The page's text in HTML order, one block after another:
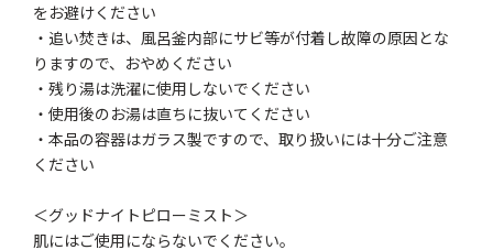
をお避けください
・追い焚きは、風呂釜内部にサビ等が付着し故障の原因とな
りますので、おやめください
・残り湯は洗濯に使用しないでください
・使用後のお湯は直ちに抜いてください
・本品の容器はガラス製ですので、取り扱いには十分ご注意
ください
＜グッドナイトピローミスト＞
肌にはご使用にならないでください。